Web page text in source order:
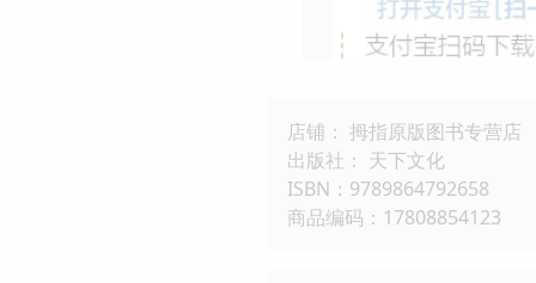
店铺： 拇指原版图书专营店
出版社： 天下文化
ISBN：9789864792658
商品编码：17808854123